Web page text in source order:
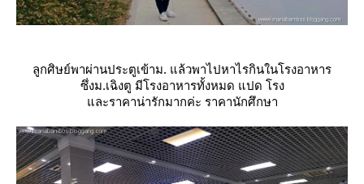
ลูกศิษย์พาผ่านประตูเข้าม. แล้วพาไปหาไรกินในโรงอาหาร
ซึ่งม.เฉิงตู มีโรงอาหารทั้งหมด แปด โรง
ละราคาน่ารักมากค่ะ ราคานักศึกษา